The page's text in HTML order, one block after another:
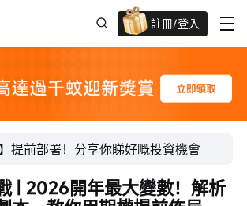
註冊/登入
迎新驚喜賞 股票/BTC等任你揀!
提前部署！分享你睇好嘅投資機會
| 2026開年最大變數！解析